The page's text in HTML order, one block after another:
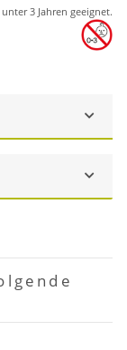
3 Jahren geeignet.